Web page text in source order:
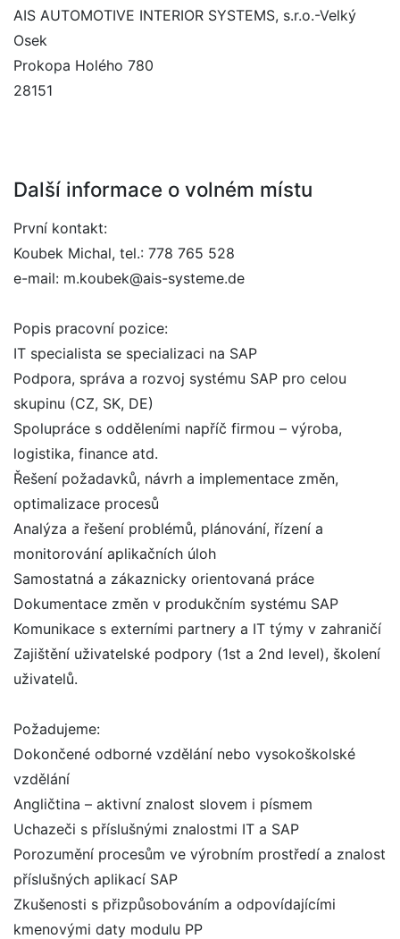
AIS AUTOMOTIVE INTERIOR SYSTEMS, s.r.o.-Velký
Osek
Prokopa Holého 780
28151
Další informace o volném místu
První kontakt:
Koubek Michal, tel.: 778 765 528
e-mail: m.koubek@ais-systeme.de
Popis pracovní pozice:
IT specialista se specializaci na SAP
Podpora, správa a rozvoj systému SAP pro celou
skupinu (CZ, SK, DE)
Spolupráce s odděleními napříč firmou – výroba,
logistika, finance atd.
Řešení požadavků, návrh a implementace změn,
optimalizace procesů
Analýza a řešení problémů, plánování, řízení a
monitorování aplikačních úloh
Samostatná a zákaznicky orientovaná práce
Dokumentace změn v produkčním systému SAP
Komunikace s externími partnery a IT týmy v zahraničí
Zajištění uživatelské podpory (1st a 2nd level), školení
uživatelů.
Požadujeme:
Dokončené odborné vzdělání nebo vysokoškolské
vzdělání
Angličtina – aktivní znalost slovem i písmem
Uchazeči s příslušnými znalostmi IT a SAP
Porozumění procesům ve výrobním prostředí a znalost
příslušných aplikací SAP
Zkušenosti s přizpůsobováním a odpovídajícími
kmenovými daty modulu PP